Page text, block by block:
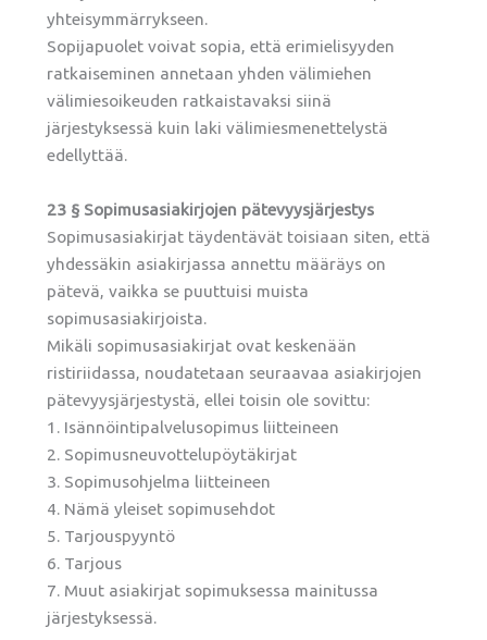
yhteisymmärrykseen.
Sopijapuolet voivat sopia, että erimielisyyden
ratkaiseminen annetaan yhden välimiehen
välimiesoikeuden ratkaistavaksi siinä
järjestyksessä kuin laki välimiesmenettelystä
edellyttää.
23 § Sopimusasiakirjojen pätevyysjärjestys
Sopimusasiakirjat täydentävät toisiaan siten, että
yhdessäkin asiakirjassa annettu määräys on
pätevä, vaikka se puuttuisi muista
sopimusasiakirjoista.
Mikäli sopimusasiakirjat ovat keskenään
ristiriidassa, noudatetaan seuraavaa asiakirjojen
pätevyysjärjestystä, ellei toisin ole sovittu:
1. Isännöintipalvelusopimus liitteineen
2. Sopimusneuvottelupöytäkirjat
3. Sopimusohjelma liitteineen
4. Nämä yleiset sopimusehdot
5. Tarjouspyyntö
6. Tarjous
7. Muut asiakirjat sopimuksessa mainitussa
järjestyksessä.